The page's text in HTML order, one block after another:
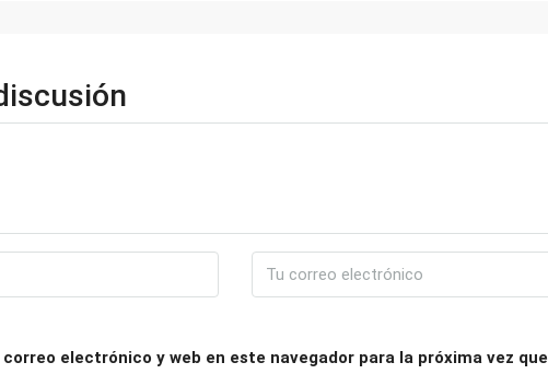
electrónico y web en este navegador para la próxima vez que